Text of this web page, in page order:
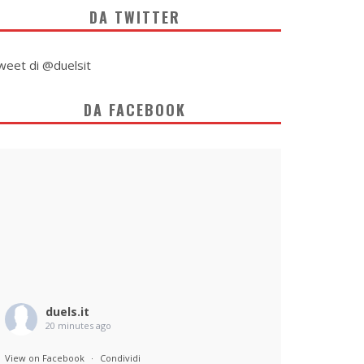
DA TWITTER
di @duelsit
DA FACEBOOK
duels.it
20 minutes ago
View on Facebook · Condividi